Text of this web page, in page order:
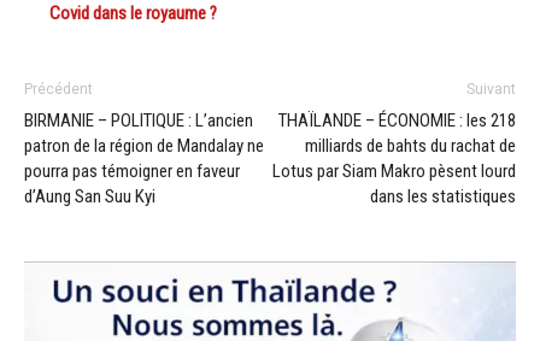
Covid dans le royaume ?
Précédent
BIRMANIE – POLITIQUE : L’ancien
patron de la région de Mandalay ne
pourra pas témoigner en faveur
d’Aung San Suu Kyi
Suivant
THAÏLANDE – ÉCONOMIE : les 218
milliards de bahts du rachat de
Lotus par Siam Makro pèsent lourd
dans les statistiques